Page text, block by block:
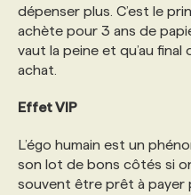
dépenser plus. C’est le
achète pour 3 ans de
vaut la peine et qu’au final
achat.
Effet VIP
L’égo humain est un
son lot de bons côtés si
souvent être prêt à payer